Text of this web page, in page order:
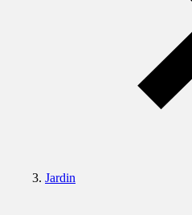
Jardin